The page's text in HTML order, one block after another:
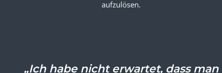
in der Tiefe zu helfen und dysfunktionale Verhaltensweisen